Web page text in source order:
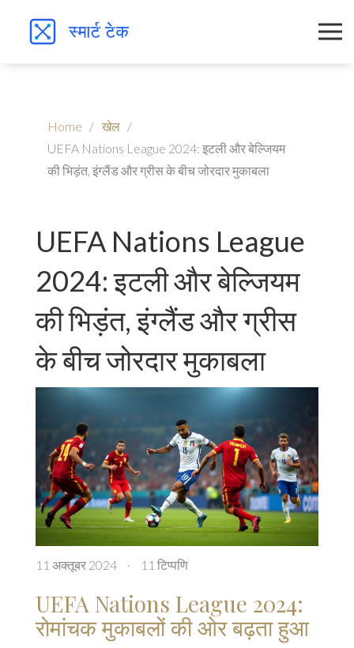
Home
खेल
UEFA Nations League 2024: इटली और बेल्जियम
की भिड़ंत, इंग्लैंड और ग्रीस के बीच जोरदार मुकाबला
UEFA Nations League
2024: इटली और बेल्जियम
की भिड़ंत, इंग्लैंड और ग्रीस
के बीच जोरदार मुकाबला
11 अक्तूबर 2024 · 11 टिप्पणि
UEFA Nations League 2024:
रोमांचक मुकाबलों की ओर बढ़ता हुआ